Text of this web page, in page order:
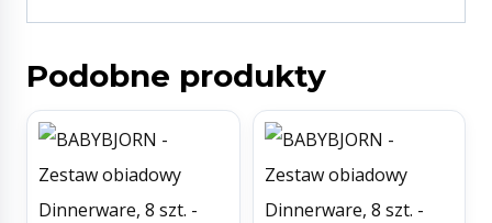
Podobne produkty